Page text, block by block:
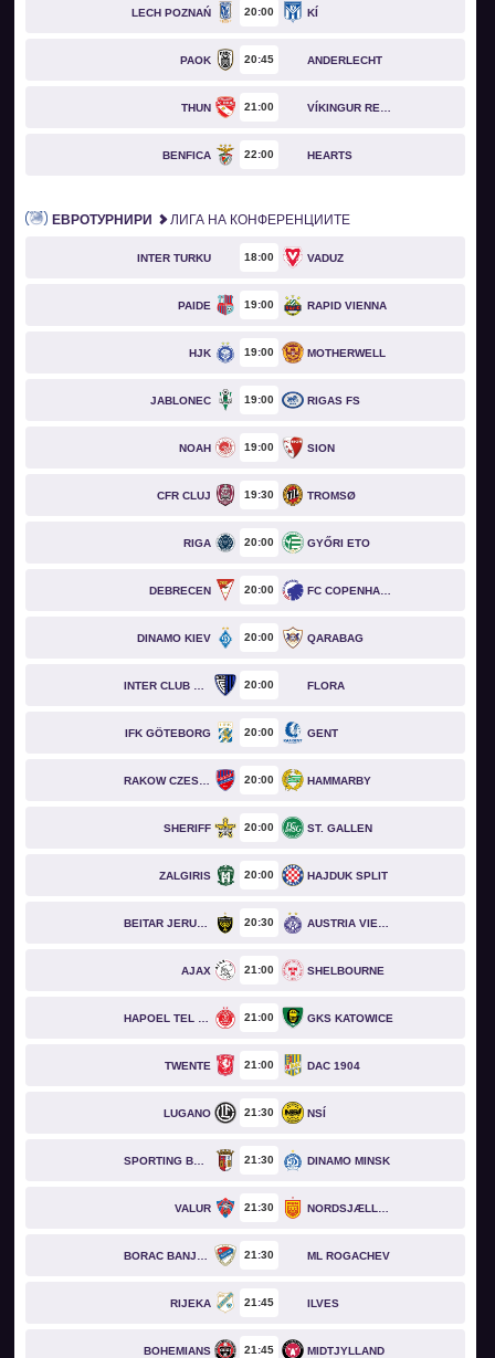
LECH POZNAŃ 20 00 KÍ
PAOK 20 45 ANDERLECHT
THUN 21 00
BENFICA 22 00 HEARTS
ЕВРОТУРНИРИ ЛИГА НА КОНФЕРЕНЦИИТЕ
INTER TURKU 18 00 VADUZ
PAIDE 19 00 RAPID VIENNA
HJK 19 00 MOTHERWELL
JABLONEC 19 00 RIGAS FS
NOAH 19 00 SION
CFR CLUJ 19 30 TROMSØ
RIGA 20 00 GYŐRI ETO
DEBRECEN 20 00 FC COPENHAGEN
DINAMO KIEV 20 00 QARABAG
20 00 FLORA
IFK GÖTEBORG 20 00 GENT
RAKOW CZESTOCHOWA 20 00 HAMMARBY
SHERIFF 20 00 ST. GALLEN
ZALGIRIS 20 00 HAJDUK SPLIT
BEITAR JERUSALEM 20 30
AJAX 21 00 SHELBOURNE
21 00 GKS KATOWICE
TWENTE 21 00 DAC 1904
LUGANO 21 30 NSÍ
SPORTING BRAGA 21 30 DINAMO MINSK
VALUR 21 30
21 30 ML ROGACHEV
RIJEKA 21 45 ILVES
BOHEMIANS 21 45 MIDTJYLLAND